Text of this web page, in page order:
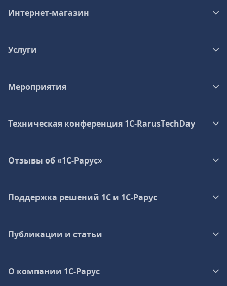
Интернет-магазин
Услуги
Мероприятия
Техническая конференция 1C‑RarusTechDay
Отзывы об «1С-Рарус»
Поддержка решений 1С и 1С‑Рарус
Публикации и статьи
О компании 1C-Рарус